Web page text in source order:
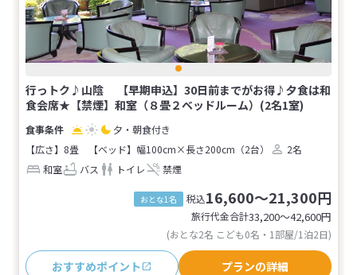
行っトク♪山陰 【早期申込】30日前までがお得♪夕食は和
食会席★【禁煙】和室（８畳２ベッドルーム）(2名1室)
夕・朝食付き
【広さ】8畳
【ベッド】幅100cm×長さ200cm（2台）
2名
和室
バス トイレ 禁煙
おとな1名 税込16,600～21,300円
旅行代金合計33,200〜42,600円
(おとな2名 こども0名・1部屋/1泊2日)
おすすめポイント プランの詳細